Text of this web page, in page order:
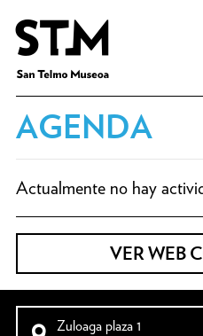
AGENDA
Actualmente no hay
VER WEB
Zuloaga plaza 1